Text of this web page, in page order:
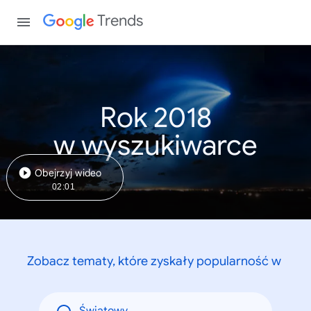
Trends
Rok 2018
w wyszukiwarce
Obejrzyj wideo
02:01
Zobacz tematy, które zyskały popularność w